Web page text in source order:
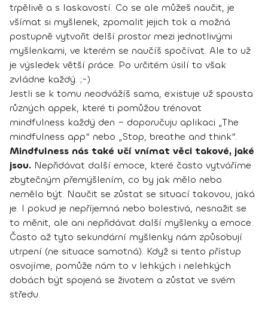
trpělivě a s laskavostí. Co se ale můžeš naučit, je
všímat si myšlenek, zpomalit jejich tok a možná
postupně vytvořit delší prostor mezi jednotlivými
myšlenkami, ve kterém se naučíš spočívat. Ale to už
je výsledek větší práce. Po určitém úsilí to však
zvládne každý. ;-)
Jestli se k tomu neodvážíš sama, existuje už spousta
různých appek, které ti pomůžou trénovat
mindfulness každý den – doporučuju aplikaci „The
mindfulness app“ nebo „Stop, breathe and think“.
Mindfulness nás také učí vnímat věci takové, jaké
jsou. Nepřidávat další emoce, které často vytváříme
zbytečným přemýšlením, co by jak mělo nebo
nemělo být. Naučit se zůstat se situací takovou, jaká
je. I pokud je nepříjemná nebo bolestivá, nesnažit se
to měnit, ale ani nepřidávat další myšlenky a emoce.
Často až tyto sekundární myšlenky nám způsobují
utrpení (ne situace samotná). Když si tento přístup
osvojíme, pomůže nám to v lehkých i nelehkých
dobách být spojená se životem a zůstat ve svém
středu.